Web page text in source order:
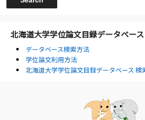
北海道大学学位論文目録データベース
データベース検索方法
学位論文利用方法
北海道大学学位論文目録データベース 検